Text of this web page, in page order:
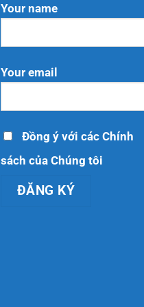
Your name
Your email
Đồng ý với các Chính
sách của Chúng tôi